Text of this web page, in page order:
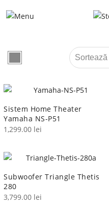
Sistem Home Theater
Yamaha NS-P51
1,299.00 lei
Subwoofer Triangle Thetis
280
3,799.00 lei